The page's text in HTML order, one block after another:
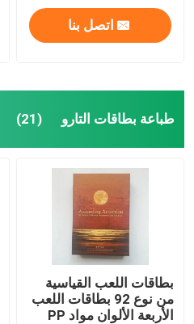
اتصل بنا
طباعة بطاقات التارو (21)
بطاقات اللعب القياسية
من نوع 92 بطاقات اللعب
الأربعة الألوان مواد PP